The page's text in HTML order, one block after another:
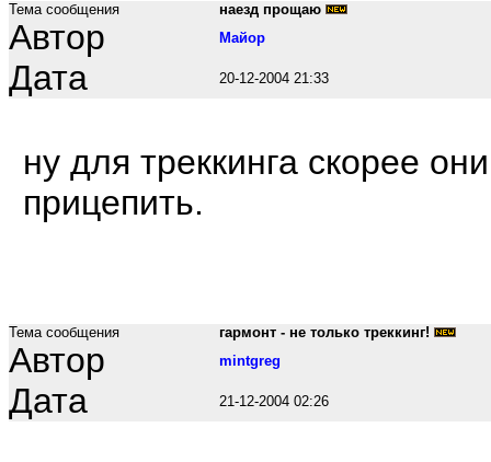
Тема сообщения наезд прощаю
Автор Maйop
Дата 20-12-2004 21:33
ну для треккинга скорее
прицепить.
Тема сообщения гармонт - не только треккинг!
Автор mintgreg
Дата 21-12-2004 02:26